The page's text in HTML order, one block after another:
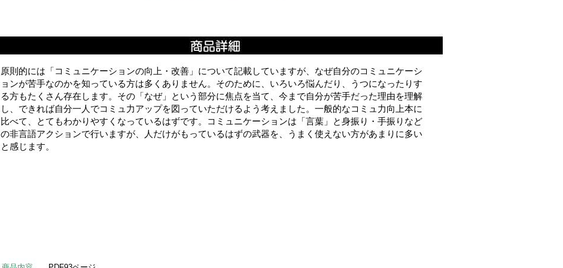
原則的には「コミュニケーションの向上・改善」について記載していますが、なぜ自分のコミュニケーシ
ョンが苦手なのかを知っている方は多くありません。そのために、いろいろ悩んだり、うつになったりす
る方もたくさん存在します。その「なぜ」という部分に焦点を当て、今まで自分が苦手だった理由を理解
し、できれば自分一人でコミュ力アップを図っていただけるよう考えました。一般的なコミュ力向上本に
比べて、とてもわかりやすくなっているはずです。コミュニケーションは「言葉」と身振り・手振りなど
の非言語アクションで行いますが、人だけがもっているはずの武器を、うまく使えない方があまりに多い
と感じます。